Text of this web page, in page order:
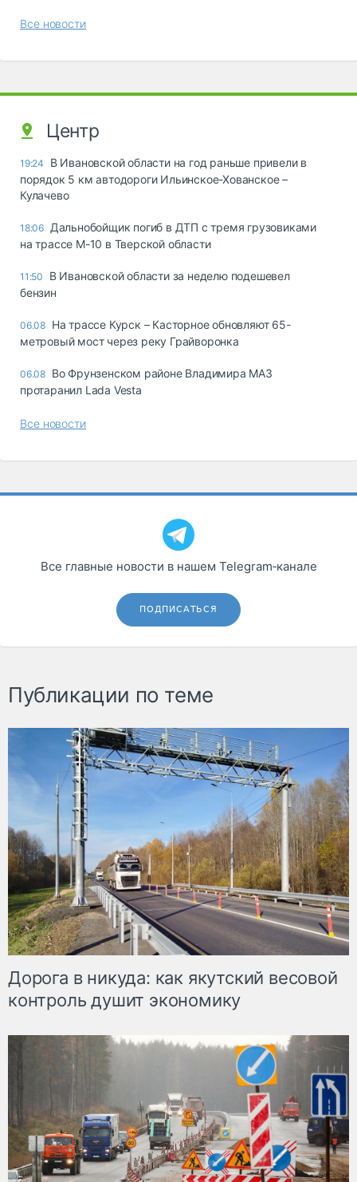
Все новости
Центр
19:24
В Ивановской области на год раньше привели в
порядок 5 км автодороги Ильинское-Хованское –
Кулачево
18:06 Дальнобойщик погиб в ДТП с тремя грузовиками
на трассе М-10 в Тверской области
11:50
В Ивановской области за неделю подешевел
бензин
06.08 На трассе Курск – Касторное обновляют 65-
метровый мост через реку Грайворонка
06.08 Во Фрунзенском районе Владимира МАЗ
протаранил Lada Vesta
Все новости
Все главные новости в нашем Telegram‑канале
ПОДПИСАТЬСЯ
Публикации по теме
Дорога в никуда: как якутский весовой
контроль душит экономику